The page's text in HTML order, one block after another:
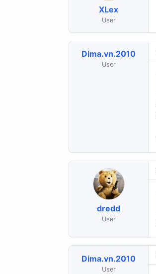
XLex
User
Dima.vn.2010
User
dredd
User
Dima.vn.2010
User